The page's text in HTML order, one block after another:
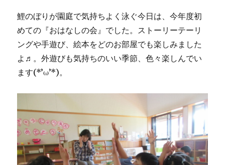
鯉のぼりが園庭で気持ちよく泳ぐ今日は、今年度初
めての『おはなしの会』でした。ストーリーテーリ
ングや手遊び、絵本をどのお部屋でも楽しみました
よ♬。外遊びも気持ちのいい季節、色々楽しんでい
ます(*’ω’*)。